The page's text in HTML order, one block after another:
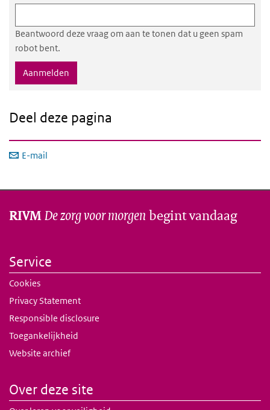
Beantwoord deze vraag om aan te tonen dat u geen spam
robot bent.
Deel deze pagina
E-mail
RIVMDe zorg voor morgen begint vandaag
Service
Cookies
Privacy Statement
Responsible disclosure
Toegankelijkheid
Website archief
Over deze site